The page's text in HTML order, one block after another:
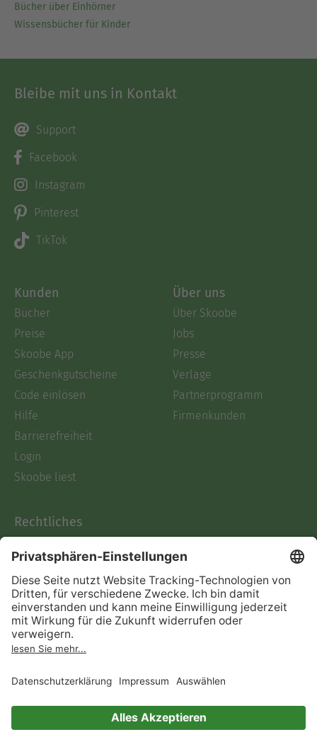
Bücher über Einhörner
Wissensbücher für Kinder
Bleibe mit uns in Kontakt
Support
Facebook
Instagram
Pinterest
TikTok
Kunden
Bücher
Preise
Skoobe App
Geschenkgutscheine
Code einlösen
Hilfe
Barrierefreiheit
Login
Skoobe liest
Über uns
Über Skoobe
Jobs
Presse
Verlage
Partnerprogramm
Firmenkunden
Rechtliches
AGB
Informationen nach Data
Act
Verträge hier kündigen
Impressum